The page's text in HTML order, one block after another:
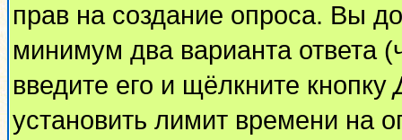
прав на создание опроса. Вы
минимум два варианта ответа
введите его и щёлкните кнопку
установить лимит времени на